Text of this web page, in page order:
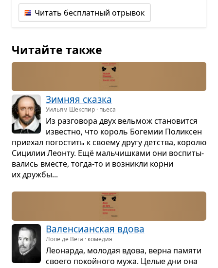
Читать бесплатный отрывок
Читайте также
Зим­няя сказка
Уильям Шекспир · пьеса
Из раз­го­вора двух вель­мож ста­но­вится
известно, что король Боге­мии Полик­сен
при­е­хал пого­стить к сво­ему другу дет­ства, королю
Сици­лии Леонту. Ещё маль­чиш­ками они вос­пи­ты­
ва­лись вме­сте, тогда-то и воз­никли корни
их дружбы...
Вален­си­ан­ская вдова
Лопе де Вега · комедия
Лео­нарда, моло­дая вдова, верна памяти
сво­его покойного мужа. Целые дни она